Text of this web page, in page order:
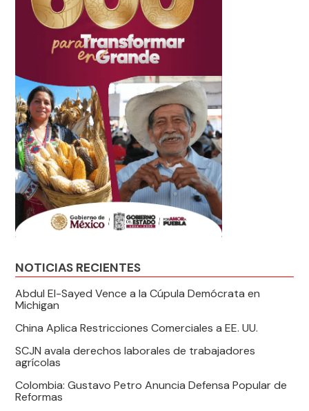
NOTICIAS RECIENTES
Abdul El-Sayed Vence a la Cúpula Demócrata en
Michigan
China Aplica Restricciones Comerciales a EE. UU.
SCJN avala derechos laborales de trabajadores
agrícolas
Colombia: Gustavo Petro Anuncia Defensa Popular de
Reformas